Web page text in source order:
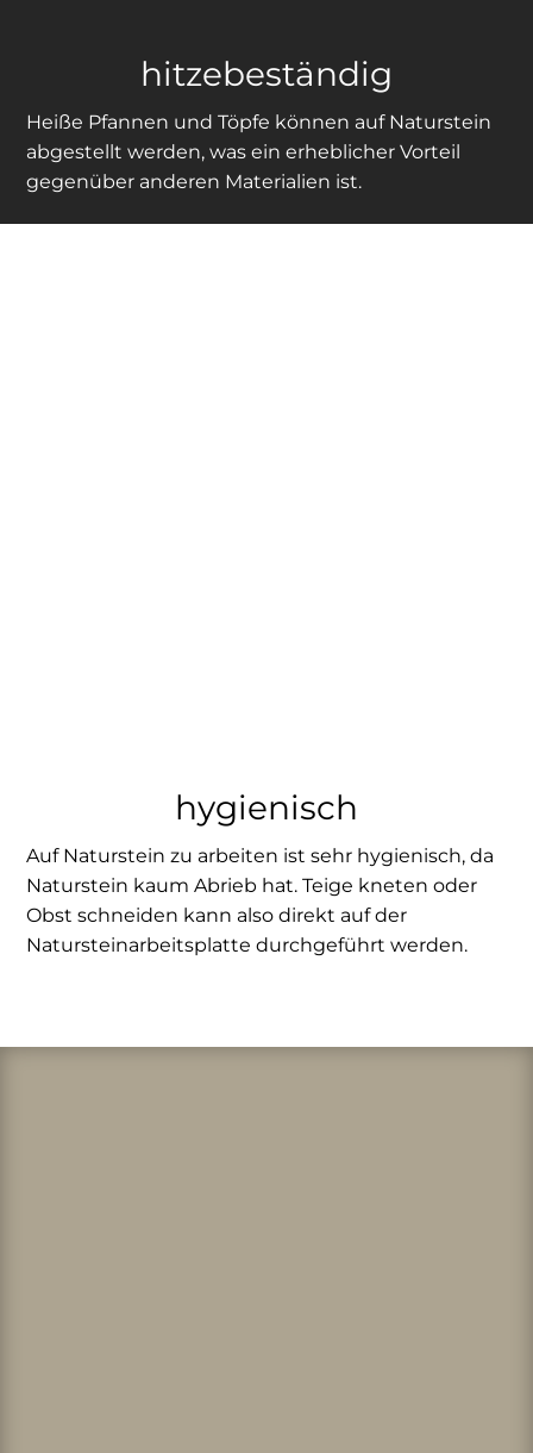
hitzebeständig
Heiße Pfannen und Töpfe können auf Naturstein
abgestellt werden, was ein erheblicher Vorteil
gegenüber anderen Materialien ist.
hygienisch
Auf Naturstein zu arbeiten ist sehr hygienisch, da
Naturstein kaum Abrieb hat. Teige kneten oder
Obst schneiden kann also direkt auf der
Natursteinarbeitsplatte durchgeführt werden.